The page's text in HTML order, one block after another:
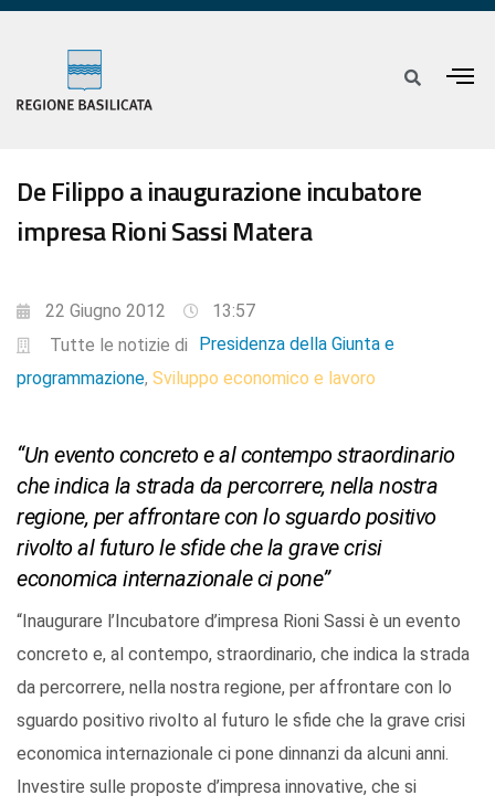
De Filippo a inaugurazione incubatore
impresa Rioni Sassi Matera
22 Giugno 2012
13:57
Tutte le notizie di
Presidenza della Giunta e
programmazione, Sviluppo economico e lavoro
“Un evento concreto e al contempo straordinario
che indica la strada da percorrere, nella nostra
regione, per affrontare con lo sguardo positivo
rivolto al futuro le sfide che la grave crisi
economica internazionale ci pone”
“Inaugurare l’Incubatore d’impresa Rioni Sassi è un evento
concreto e, al contempo, straordinario, che indica la strada
da percorrere, nella nostra regione, per affrontare con lo
sguardo positivo rivolto al futuro le sfide che la grave crisi
economica internazionale ci pone dinnanzi da alcuni anni.
Investire sulle proposte d’impresa innovative, che si